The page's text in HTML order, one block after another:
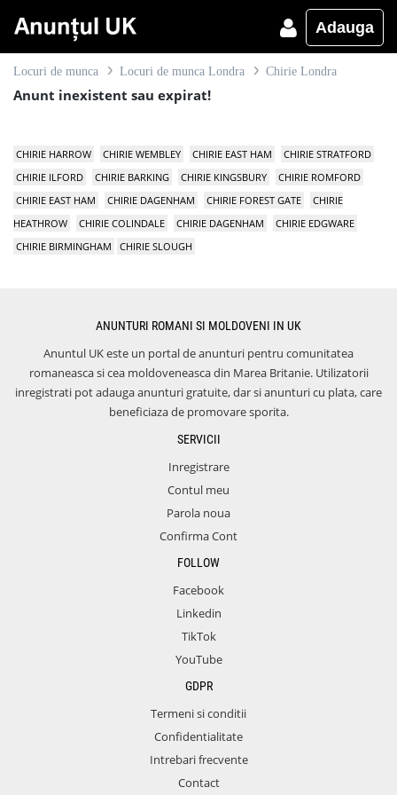
Adauga
Locuri de munca Locuri de munca Londra Chirie Londra
Anunt inexistent sau expirat!
CHIRIE HARROW CHIRIE WEMBLEY CHIRIE EAST HAM
CHIRIE STRATFORD
CHIRIE ILFORD
CHIRIE BARKING CHIRIE KINGSBURY
CHIRIE ROMFORD
CHIRIE EAST HAM
CHIRIE DAGENHAM CHIRIE FOREST GATE
CHIRIE
HEATHROW
CHIRIE COLINDALE CHIRIE DAGENHAM
CHIRIE EDGWARE
CHIRIE BIRMINGHAM
CHIRIE SLOUGH
ANUNTURI ROMANI SI MOLDOVENI IN UK
Anuntul UK este un portal de anunturi pentru comunitatea
romaneasca si cea moldoveneasca din Marea Britanie. Utilizatorii
inregistrati pot adauga anunturi gratuite, dar si anunturi cu plata, care
beneficiaza de promovare sporita.
SERVICII
Inregistrare
Contul meu
Parola noua
Confirma Cont
FOLLOW
Facebook
Linkedin
TikTok
YouTube
GDPR
Termeni si conditii
Confidentialitate
Intrebari frecvente
Contact